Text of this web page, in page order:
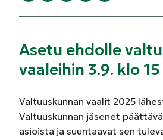
Asetu ehdolle
vaaleihin 3.9. klo
Valtuuskunnan vaalit 2025
Valtuuskunnan jäsenet
asioista ja suuntaavat sen